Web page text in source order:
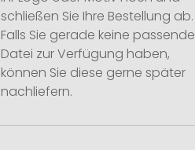
schließen Sie Ihre Bestellung ab.
Falls Sie gerade keine passende
Datei zur Verfügung haben,
können Sie diese gerne später
nachliefern.